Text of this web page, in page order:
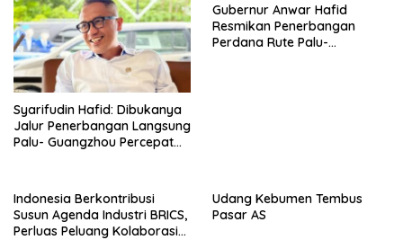
Syarifudin Hafid: Dibukanya
Jalur Penerbangan Langsung
Palu- Guangzhou Percepat
Gubernur Anwar Hafid
Resmikan Penerbangan
Perdana Rute Palu-
Indonesia Berkontribusi
Susun Agenda Industri BRICS,
Perluas Peluang Kolaborasi
Udang Kebumen Tembus
Pasar AS